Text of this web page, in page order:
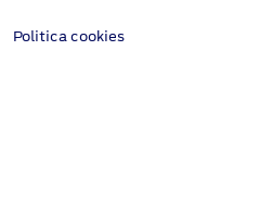
Politica cookies